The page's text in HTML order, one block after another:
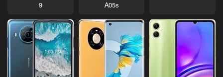
A05s
9